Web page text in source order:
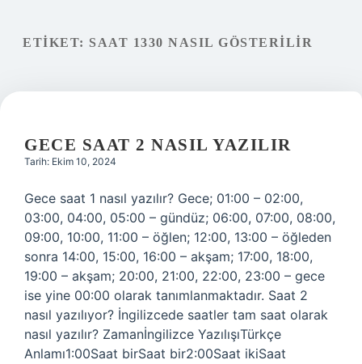
ETIKET: SAAT 1330 NASIL GÖSTERILIR
GECE SAAT 2 NASIL YAZILIR
Tarih: Ekim 10, 2024
Gece saat 1 nasıl yazılır? Gece; 01:00 – 02:00,
03:00, 04:00, 05:00 – gündüz; 06:00, 07:00, 08:00,
09:00, 10:00, 11:00 – öğlen; 12:00, 13:00 – öğleden
sonra 14:00, 15:00, 16:00 – akşam; 17:00, 18:00,
19:00 – akşam; 20:00, 21:00, 22:00, 23:00 – gece
ise yine 00:00 olarak tanımlanmaktadır. Saat 2
nasıl yazılıyor? İngilizcede saatler tam saat olarak
nasıl yazılır? Zamanİngilizce YazılışıTürkçe
Anlamı1:00Saat birSaat bir2:00Saat ikiSaat